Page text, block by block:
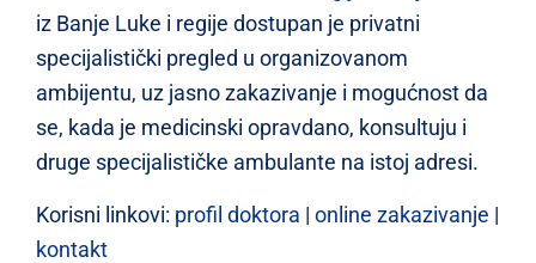
iz Banje Luke i regije dostupan je privatni
specijalistički pregled u organizovanom
ambijentu, uz jasno zakazivanje i mogućnost da
se, kada je medicinski opravdano, konsultuju i
druge specijalističke ambulante na istoj adresi.
Korisni linkovi: profil doktora | online zakazivanje |
kontakt